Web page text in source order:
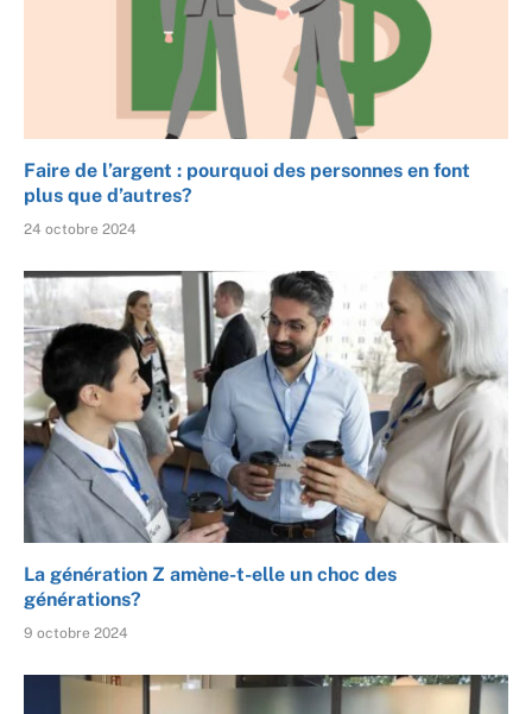
Faire de l’argent : pourquoi des personnes en font
plus que d’autres?
24 octobre 2024
La génération Z amène-t-elle un choc des
générations?
9 octobre 2024